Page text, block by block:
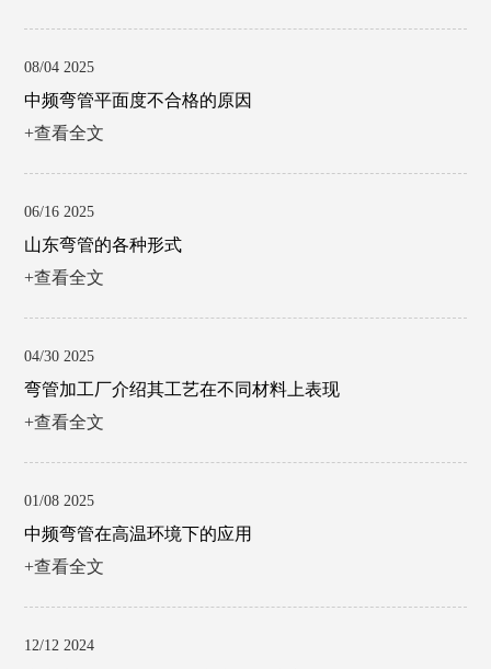
08/04 2025
中频弯管平面度不合格的原因
+查看全文
06/16 2025
山东弯管的各种形式
+查看全文
04/30 2025
弯管加工厂介绍其工艺在不同材料上表现
+查看全文
01/08 2025
中频弯管在高温环境下的应用
+查看全文
12/12 2024